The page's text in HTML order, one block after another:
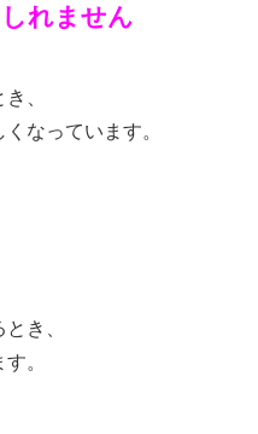
れません
、
なっています。
き、
。